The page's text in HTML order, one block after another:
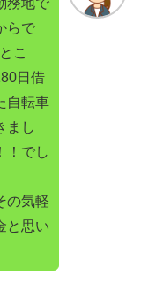
務地で
らで
こ
日借
自転車
まし
！でし
の気軽
と思い